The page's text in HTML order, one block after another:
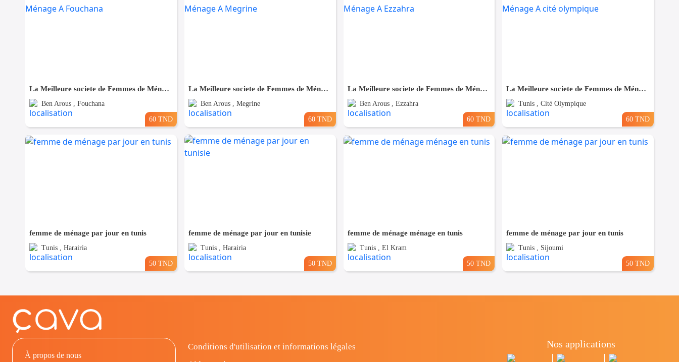
La Meilleure societe de Femmes de Ménage A Fouchana
Ben Arous , Fouchana
60 TND
La Meilleure societe de Femmes de Ménage A Megrine
Ben Arous , Megrine
60 TND
La Meilleure societe de Femmes de Ménage A Ezzahra
Ben Arous , Ezzahra
60 TND
La Meilleure societe de Femmes de Ménage A cité olympique
Tunis , Cité Olympique
60 TND
femme de ménage par jour en tunis
Tunis , Harairia
50 TND
femme de ménage par jour en tunisie
Tunis , Harairia
50 TND
femme de ménage ménage en tunis
Tunis , El Kram
50 TND
femme de ménage par jour en tunis
Tunis , Sijoumi
50 TND
À propos de nous
Conditions d'utilisation et informations légales
Nos applications